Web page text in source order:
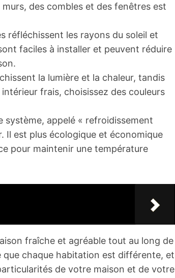
des combles et des fenêtres est
réfléchissent les rayons du soleil et
faciles à installer et peuvent réduire
la lumière et la chaleur, tandis
frais, choisissez des couleurs
système, appelé « refroidissement
Il est plus écologique et économique
pour maintenir une température
fraîche et agréable tout au long de
que chaque habitation est différente, et
de votre maison et de votre